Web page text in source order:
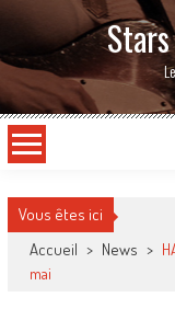
Vous êtes ici
Accueil > News >
mai